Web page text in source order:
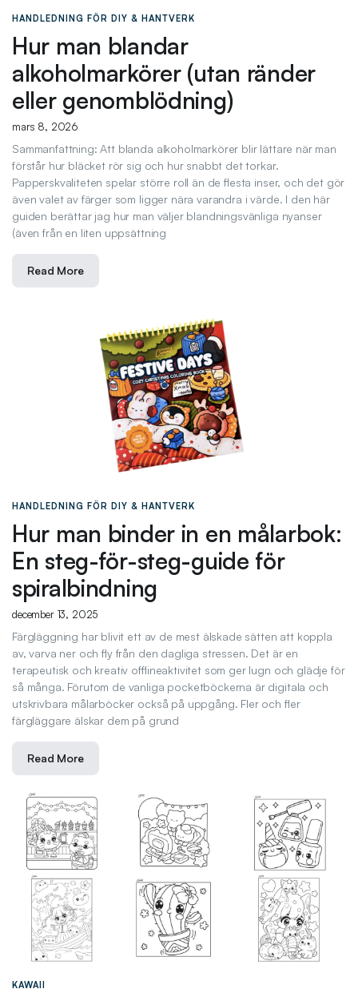
HANDLEDNING FÖR DIY & HANTVERK
Hur man blandar
alkoholmarkörer (utan ränder
eller genomblödning)
mars 8, 2026
Sammanfattning: Att blanda alkoholmarkörer blir lättare när man
förstår hur bläcket rör sig och hur snabbt det torkar.
Papperskvaliteten spelar större roll än de flesta inser, och det gör
även valet av färger som ligger nära varandra i värde. I den här
guiden berättar jag hur man väljer blandningsvänliga nyanser
(även från en liten uppsättning
Read More
HANDLEDNING FÖR DIY & HANTVERK
Hur man binder in en målarbok:
En steg-för-steg-guide för
spiralbindning
december 13, 2025
Färgläggning har blivit ett av de mest älskade sätten att koppla
av, varva ner och fly från den dagliga stressen. Det är en
terapeutisk och kreativ offlineaktivitet som ger lugn och glädje för
så många. Förutom de vanliga pocketböckerna är digitala och
utskrivbara målarböcker också på uppgång. Fler och fler
färgläggare älskar dem på grund
Read More
KAWAII